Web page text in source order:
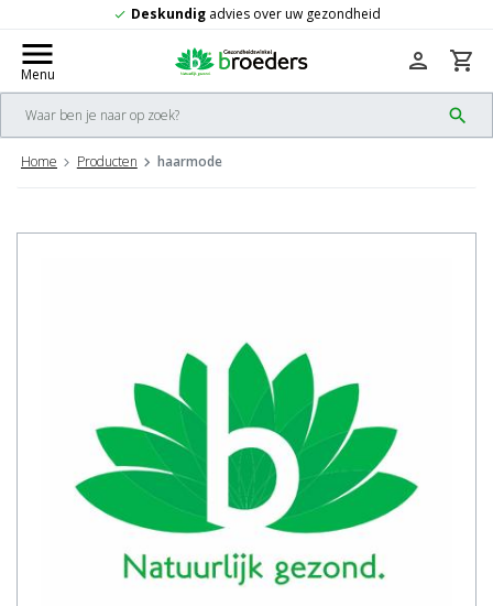
advies over uw gezondheid
menu
Menu
search
person shopping_cart
Home Producten haarmode